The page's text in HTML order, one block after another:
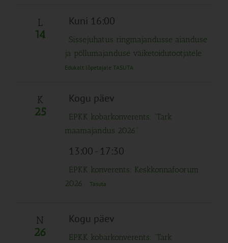
L
14
Kuni 16:00
Sissejuhatus ringmajandusse aianduse
ja põllumajanduse väiketoidutootjatele
Edukalt lõpetajale TASUTA
K
25
Kogu päev
EPKK kobarkonverents: “Tark
maamajandus 2026”
13:00- 17:30
EPKK konverents: Keskkonnafoorum
2026
Tasuta
N
26
Kogu päev
EPKK kobarkonverents: “Tark